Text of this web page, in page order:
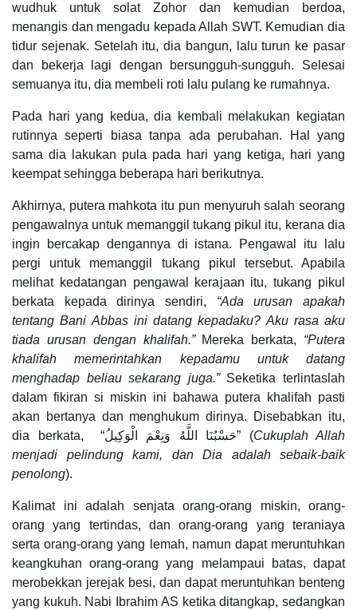
wudhuk untuk solat Zohor dan kemudian berdoa,
menangis dan mengadu kepada Allah SWT. Kemudian dia
tidur sejenak. Setelah itu, dia bangun, lalu turun ke pasar
dan bekerja lagi dengan bersungguh-sungguh. Selesai
semuanya itu, dia membeli roti lalu pulang ke rumahnya.
Pada hari yang kedua, dia kembali melakukan kegiatan
rutinnya seperti biasa tanpa ada perubahan. Hal yang
sama dia lakukan pula pada hari yang ketiga, hari yang
keempat sehingga beberapa hari berikutnya.
Akhirnya, putera mahkota itu pun menyuruh salah seorang
pengawalnya untuk memanggil tukang pikul itu, kerana dia
ingin bercakap dengannya di istana. Pengawal itu lalu
pergi untuk memanggil tukang pikul tersebut. Apabila
melihat kedatangan pengawal kerajaan itu, tukang pikul
berkata kepada dirinya sendiri, “Ada urusan apakah
tentang Bani Abbas ini datang kepadaku? Aku rasa aku
tiada urusan dengan khalifah.”Mereka berkata, “Putera
khalifah memerintahkan kepadamu untuk datang
menghadap beliau sekarang juga.”Seketika terlintaslah
dalam fikiran si miskin ini bahawa putera khalifah pasti
akan bertanya dan menghukum dirinya. Disebabkan itu,
dia berkata, “حَسْبُنَا اللَّهُ وَنِعْمَ الْوَكِيلُ” (Cukuplah Allah
menjadi pelindung kami, dan Dia adalah sebaik-baik
penolong).
Kalimat ini adalah senjata orang-orang miskin, orang-
orang yang tertindas, dan orang-orang yang teraniaya
serta orang-orang yang lemah, namun dapat meruntuhkan
keangkuhan orang-orang yang melampaui batas, dapat
merobekkan jerejak besi, dan dapat meruntuhkan benteng
yang kukuh. Nabi Ibrahim AS ketika ditangkap, sedangkan